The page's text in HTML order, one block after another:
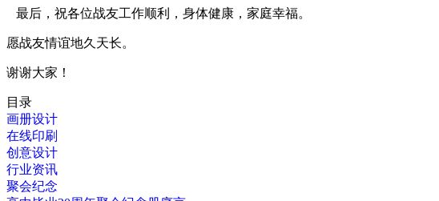
最后，祝各位战友工作顺利，身体健康，家庭幸福。
愿战友情谊地久天长。
谢谢大家！
目录
画册设计
在线印刷
创意设计
行业资讯
聚会纪念